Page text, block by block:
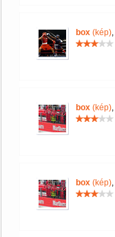
box (kép),
box (kép),
box (kép),